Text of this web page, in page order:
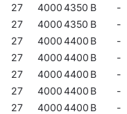
27
40004350 B -
27
40004350 B -
27
40004400 B -
27
40004400 B -
27
40004400 B -
27
40004400 B -
27
40004400 B -